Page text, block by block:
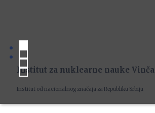
Institut za nuklearne nauke Vinča
Institut od nacionalnog značaja za Republiku Srbiju